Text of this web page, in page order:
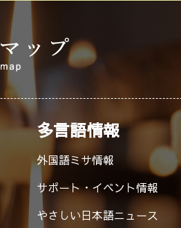
多言語情報
外国語ミサ情報
サポート・イベント情報
やさしい日本語ニュース